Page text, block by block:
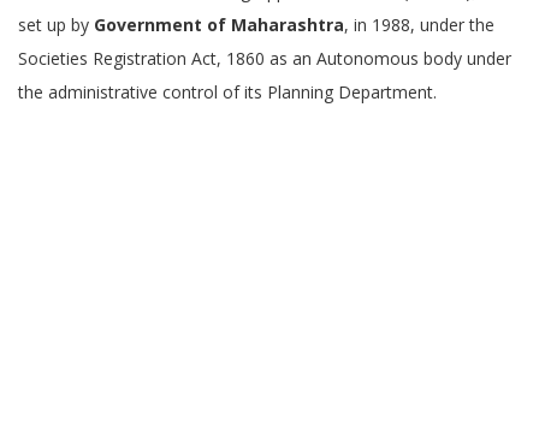
set up by Government of Maharashtra, in 1988, under the
Societies Registration Act, 1860 as an Autonomous body under
the administrative control of its Planning Department.